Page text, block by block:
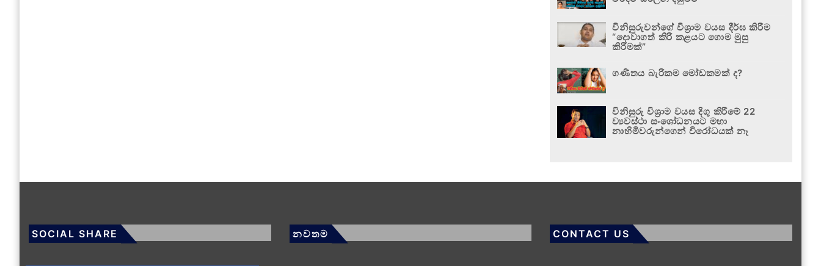
විනිසුරුවන්ගේ විශ්‍රාම වයස දීර්ඝ කිරීම
“දොවාගත් කිරි කළයට ගොම මුසු
කිරීමක්”
ගණිතය බැරිකම මෝඩකමක් ද?
විනිසුරු විශ්‍රාම වයස දිගු කිරීමේ 22
ව්‍යවස්ථා සංශෝධනයට මහා
නාහිමිවරුන්ගෙන් විරෝධයක් නෑ
SOCIAL SHARE නවතම CONTACT US